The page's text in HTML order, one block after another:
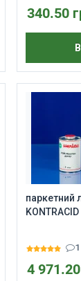
340.50
паркетний
4
1